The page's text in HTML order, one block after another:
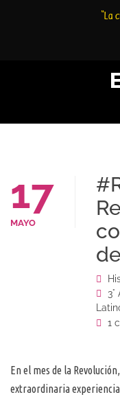
“La
17
MAYO
3°
1
En el mes de la
extraordinaria